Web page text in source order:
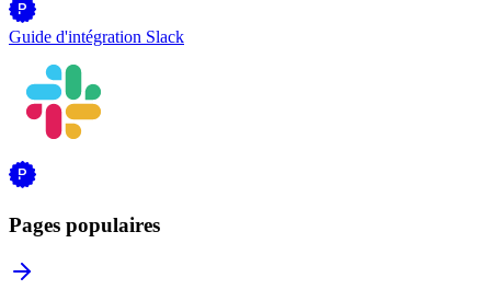
Guide d'intégration Slack
Pages populaires